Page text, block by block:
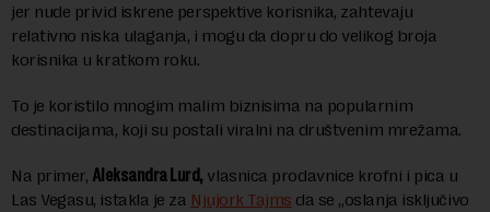
jer nude privid iskrene perspektive korisnika, zahtevaju
relativno niska ulaganja, i mogu da dopru do velikog broja
korisnika u kratkom roku.
To je koristilo mnogim malim biznisima na popularnim
destinacijama, koji su postali viralni na društvenim mrežama.
Na primer, Aleksandra Lurd, vlasnica prodavnice krofni i pica u
Las Vegasu, istakla je za Njujork Tajms da se „oslanja isključivo